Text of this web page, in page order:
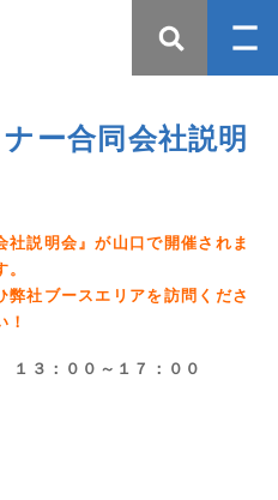
ー合同会社説明
社説明会』が山口で開催されま
。
社ブースエリアを訪問くださ
！
１３：００～１７：００